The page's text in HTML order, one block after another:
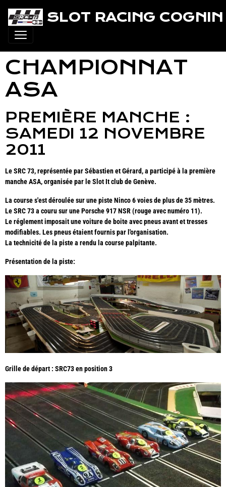
SLOT RACING
CHAMPIONNAT
ASA
PREMIÈRE MANCHE :
SAMEDI 12 NOVEMBRE
2011
Le SRC 73, représentée par Sébastien et Gérard, a participé à la première
manche ASA, organisée par le Slot It club de Genève.
La course s'est déroulée sur une piste Ninco 6 voies de plus de 35 mètres.
Le SRC 73 a couru sur une Porsche 917 NSR (rouge avec numéro 11).
Le réglement imposait une voiture de boite avec pneus avant et tresses
modifiables. Les pneus étaient fournis par l'organisation.
La technicité de la piste a rendu la course palpitante.
Présentation de la piste:
Grille de départ : SRC73 en position 3